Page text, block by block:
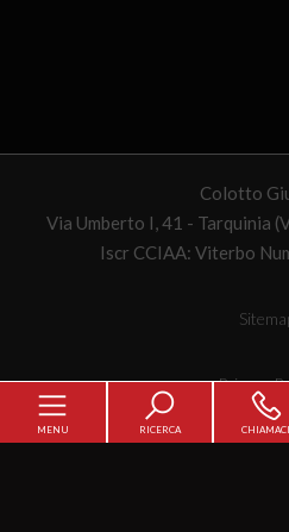
Colotto
Via Umberto I, 41 - Tarquinia
Iscr CCIAA: Viterbo
Privacy
Cookie
MENU RICERCA CHIAMACI